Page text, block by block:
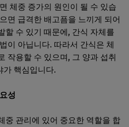
체중 증가의 원인이 될 수 있습
면 급격한 배고픔을 느끼게 되어
할 수 있기 때문에, 간식 자체를
이 아닙니다. 따라서 간식은 체
작용할 수 있으며, 그 양과 섭취
가 핵심입니다.
성
중 관리에 있어 중요한 역할을 합